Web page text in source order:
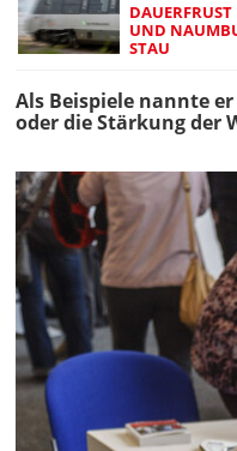
UND
STAU
Als Beispiele nannte
oder die Stärkung der